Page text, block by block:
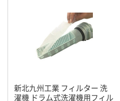
新北九州工業 フィルター 洗
濯機 ドラム式洗濯機用フィル